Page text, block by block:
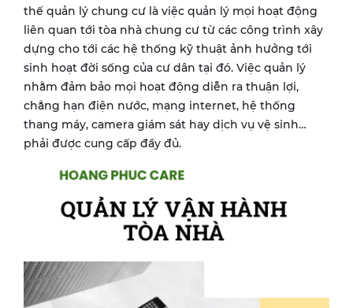
thế quản lý chung cư là việc quản lý mọi hoạt động
liên quan tới tòa nhà chung cư từ các công trình xây
dựng cho tới các hệ thống kỹ thuật ảnh hưởng tới
sinh hoạt đời sống của cư dân tại đó. Việc quản lý
nhằm đảm bảo mọi hoạt động diễn ra thuận lợi,
chẳng hạn điện nước, mạng internet, hệ thống
thang máy, camera giám sát hay dịch vụ vệ sinh…
phải được cung cấp đầy đủ.